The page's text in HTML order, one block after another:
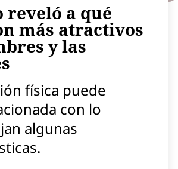
reveló a qué
más atractivos
y las
física puede
con lo
algunas